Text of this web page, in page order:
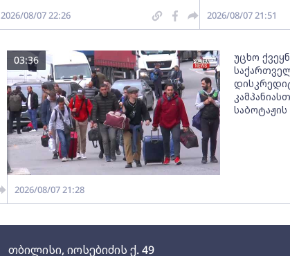
თბილისი, იოსებიძის ქ. 49
2026/08/07 22:26 2026/08/07 21:51
უცხო
03:36
2026/08/07 21:28